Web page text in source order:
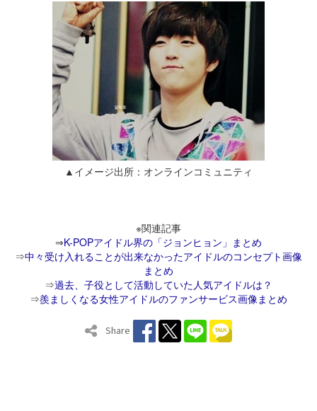
▲イメージ出所：オンラインコミュニティ
※関連記事
⇒K-POPアイドル界の「ジョンヒョン」まとめ
⇒中々受け入れることが出来なかったアイドルのコンセプト画像
まとめ
⇒過去、子役として活動していた人気アイドルは？
⇒羨ましくなる女性アイドルのファンサービス画像まとめ
Share